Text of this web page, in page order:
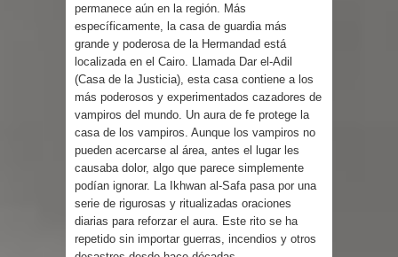
permanece aún en la región. Más
específicamente, la casa de guardia más
grande y poderosa de la Hermandad está
localizada en el Cairo. Llamada Dar el-Adil
(Casa de la Justicia), esta casa contiene a los
más poderosos y experimentados cazadores de
vampiros del mundo. Un aura de fe protege la
casa de los vampiros. Aunque los vampiros no
pueden acercarse al área, antes el lugar les
causaba dolor, algo que parece simplemente
podían ignorar. La Ikhwan al-Safa pasa por una
serie de rigurosas y ritualizadas oraciones
diarias para reforzar el aura. Este rito se ha
repetido sin importar guerras, incendios y otros